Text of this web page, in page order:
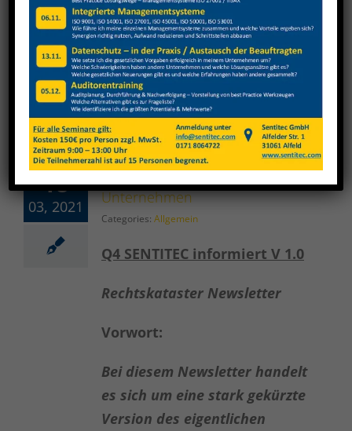
any details.
So far Matthias Senne has
created 3 blog entries.
18
03, 2021
Rechtskataster für Ihr
Unternehmen
Categories: Allgemein
Q4 SENTITEC informiert V 1.0
Rechtskataster Newsletter
Vorwort:
Bei diesem Newsletter handelt
es sich um eine stark gekürzte
Version des eigentlichen